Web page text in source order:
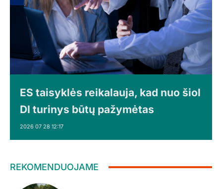
ES taisyklės reikalauja, kad nuo šiol
DI turinys būtų pažymėtas
2026 07 28 12:17
REKOMENDUOJAME